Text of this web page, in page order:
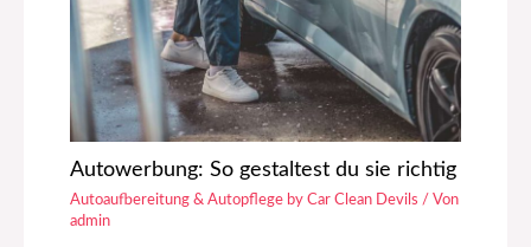
Autowerbung: So gestaltest du sie richtig
Autoaufbereitung & Autopflege by Car Clean Devils / Von
admin